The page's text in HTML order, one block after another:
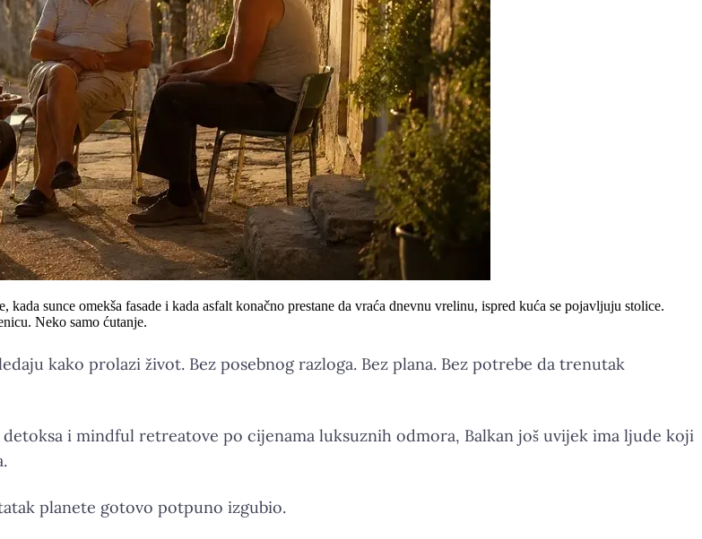
sunce omekša fasade i kada asfalt konačno prestane da vraća dnevnu vrelinu, ispred kuća se pojavljuju stolice.
Neko samo ćutanje.
kako prolazi život. Bez posebnog razloga. Bez plana. Bez potrebe da trenutak
i mindful retreatove po cijenama luksuznih odmora, Balkan još uvijek ima ljude koji
planete gotovo potpuno izgubio.